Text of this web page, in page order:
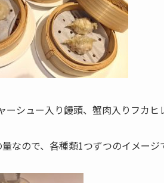
ーシュー入り饅頭、蟹肉入りフカヒ
なので、各種類1つずつのイメージ